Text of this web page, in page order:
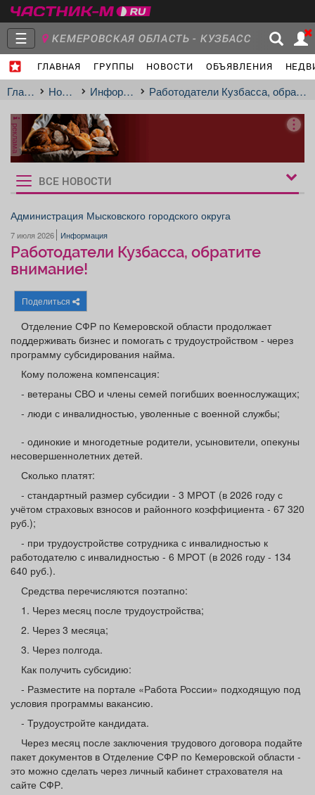
☰ КЕМЕРОВСКАЯ ОБЛАСТЬ - КУЗБАСС
ГЛАВНАЯ ГРУППЫ НОВОСТИ ОБЪЯВЛЕНИЯ
Главная
Группы Новости
Объявления Недвижимость Услуги
Работа Транспорт
Афиша Обучение Проекты
ТВ программа
Главная Новости Информация Работодатели Кузбасса, обратите внимание!
реклама
Рукбрики
новостей
ВСЕ НОВОСТИ
Администрация Мысковского городского округа
7 июля 2026 Информация
Работодатели Кузбасса, обратите
внимание!
Поделиться
Отделение СФР по Кемеровской области продолжает
поддерживать бизнес и помогать с трудоустройством - через
программу субсидирования найма.
Кому положена компенсация:
- ветераны СВО и члены семей погибших военнослужащих;
- люди с инвалидностью, уволенные с военной службы;
- одинокие и многодетные родители, усыновители, опекуны
несовершеннолетних детей.
Сколько платят:
- стандартный размер субсидии - 3 МРОТ (в 2026 году с
учётом страховых взносов и районного коэффициента - 67 320
руб.);
- при трудоустройстве сотрудника с инвалидностью к
работодателю с инвалидностью - 6 МРОТ (в 2026 году - 134
640 руб.).
Средства перечисляются поэтапно:
1. Через месяц после трудоустройства;
2. Через 3 месяца;
3. Через полгода.
Как получить субсидию:
- Разместите на портале «Работа России» подходящую под
условия программы вакансию.
- Трудоустройте кандидата.
Через месяц после заключения трудового договора подайте
пакет документов в Отделение СФР по Кемеровской области -
это можно сделать через личный кабинет страхователя на
сайте СФР.